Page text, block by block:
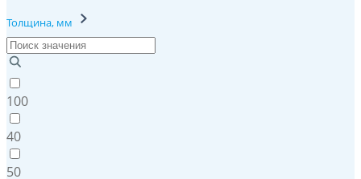
Толщина, мм
100
40
50